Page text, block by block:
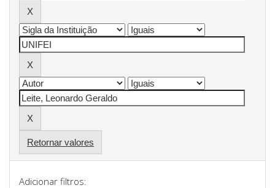
Retornar valores
Adicionar filtros: